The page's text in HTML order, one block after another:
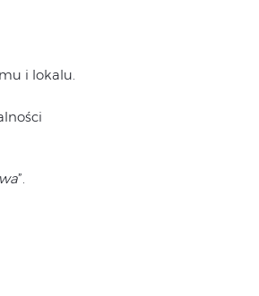
i lokalu.
”.